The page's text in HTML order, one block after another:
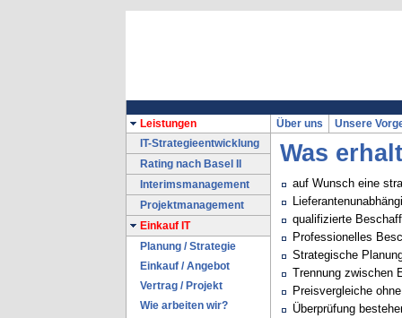
Leistungen Über uns
Unsere
IT-Strategieentwicklung
Rating nach Basel II
Interimsmanagement
Projektmanagement
Einkauf IT
Planung / Strategie
Einkauf / Angebot
Vertrag / Projekt
Wie arbeiten wir?
Was
auf Wunsch eine
qualifizierte
Professionelles
Strategische
Trennung zwischen
Preisvergleiche
Überprüfung